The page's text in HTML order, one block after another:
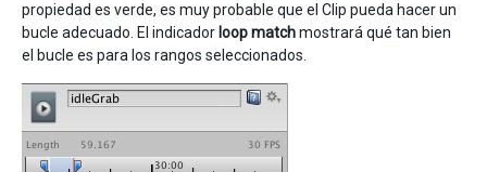
propiedad es verde, es muy probable que el Clip pueda hacer un
bucle adecuado. El indicador loop matchmostrará qué tan bien
el bucle es para los rangos seleccionados.